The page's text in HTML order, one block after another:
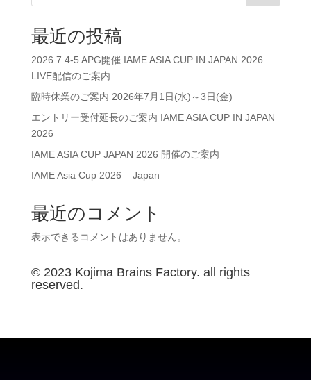
最近の投稿
2026.7.4-5 APG開催 IAME ASIA CUP IN JAPAN 2026
LIVE配信のご案内
臨時休業のご案内 2026年7月1日(水)～3日(金)
エントリー受付延長のご案内 IAME ASIA CUP IN JAPAN
2026
IAME ASIA CUP JAPAN 2026 開催のご案内
IAME Asia Cup 2026 – Japan
最近のコメント
表示できるコメントはありません。
© 2023 Kojima Brains Factory. all rights
reserved.